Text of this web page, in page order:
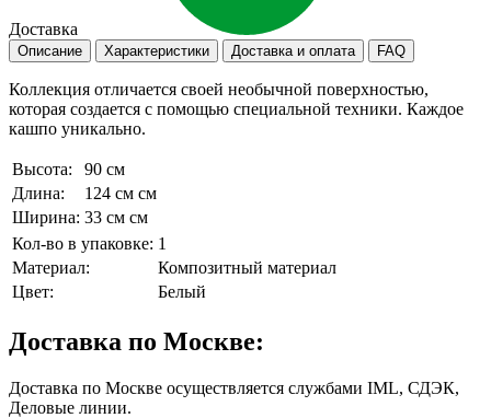
Доставка
Описание Характеристики Доставка и оплата FAQ
Коллекция отличается своей необычной поверхностью,
которая создается с помощью специальной техники. Каждое
кашпо уникально.
Высота:
90 см
Длина:
124 см см
Ширина: 33 см см
Кол-во в упаковке: 1
Материал:
Композитный материал
Цвет:
Белый
Доставка по Москве:
Доставка по Москве осуществляется службами IML, СДЭК,
Деловые линии.